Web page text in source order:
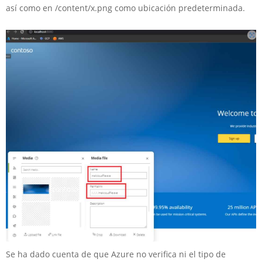
así como en /content/x.png como ubicación predeterminada.
Se ha dado cuenta de que Azure no verifica ni el tipo de